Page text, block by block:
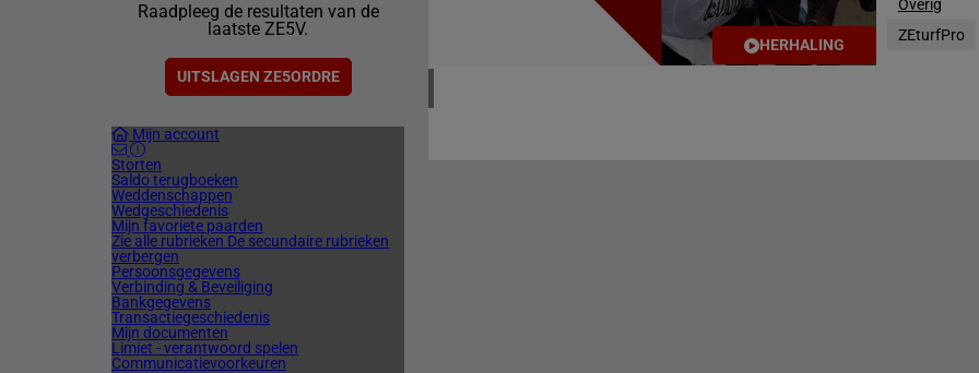
Raadpleeg de resultaten van de
laatste ZE5V.
UITSLAGEN ZE5ORDRE
Mijn account
Storten
Saldo terugboeken
Weddenschappen
Wedgeschiedenis
Mijn favoriete paarden
Zie alle rubrieken De secundaire rubrieken
verbergen
Persoonsgegevens
Verbinding & Beveiliging
Bankgegevens
Transactiegeschiedenis
Mijn documenten
Limiet - verantwoord spelen
Communicatievoorkeuren
4 meeting(s)
HERHALING
Overig
ZEturfPro